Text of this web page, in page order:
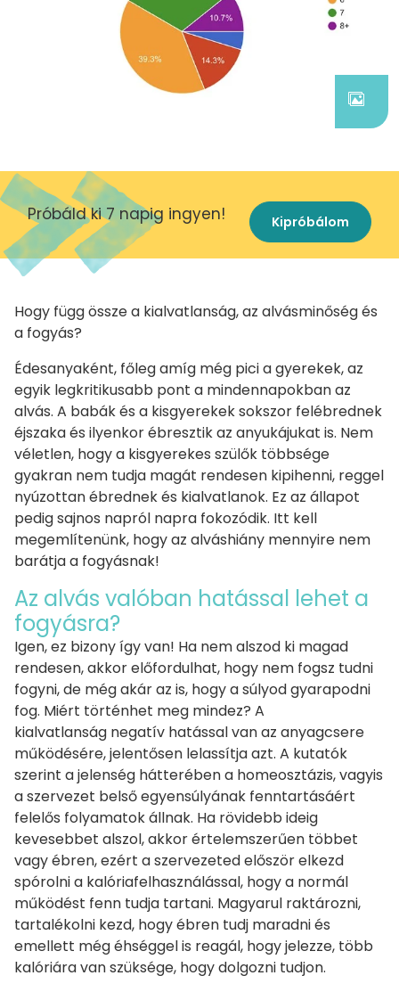
Próbáld ki 7 napig ingyen! Kipróbálom
Hogy függ össze a kialvatlanság, az alvásminőség és
a fogyás?
Édesanyaként, főleg amíg még pici a gyerekek, az
egyik legkritikusabb pont a mindennapokban az
alvás. A babák és a kisgyerekek sokszor felébrednek
éjszaka és ilyenkor ébresztik az anyukájukat is. Nem
véletlen, hogy a kisgyerekes szülők többsége
gyakran nem tudja magát rendesen kipihenni, reggel
nyúzottan ébrednek és kialvatlanok. Ez az állapot
pedig sajnos napról napra fokozódik. Itt kell
megemlítenünk, hogy az alváshiány mennyire nem
barátja a fogyásnak!
Az alvás valóban hatással lehet a
fogyásra?
Igen, ez bizony így van! Ha nem alszod ki magad
rendesen, akkor előfordulhat, hogy nem fogsz tudni
fogyni, de még akár az is, hogy a súlyod gyarapodni
fog. Miért történhet meg mindez? A
kialvatlanság negatív hatással van az anyagcsere
működésére, jelentősen lelassítja azt. A kutatók
szerint a jelenség hátterében a homeosztázis, vagyis
a szervezet belső egyensúlyának fenntartásáért
felelős folyamatok állnak. Ha rövidebb ideig
kevesebbet alszol, akkor értelemszerűen többet
vagy ébren, ezért a szervezeted először elkezd
spórolni a kalóriafelhasználással, hogy a normál
működést fenn tudja tartani. Magyarul raktározni,
tartalékolni kezd, hogy ébren tudj maradni és
emellett még éhséggel is reagál, hogy jelezze, több
kalóriára van szüksége, hogy dolgozni tudjon.